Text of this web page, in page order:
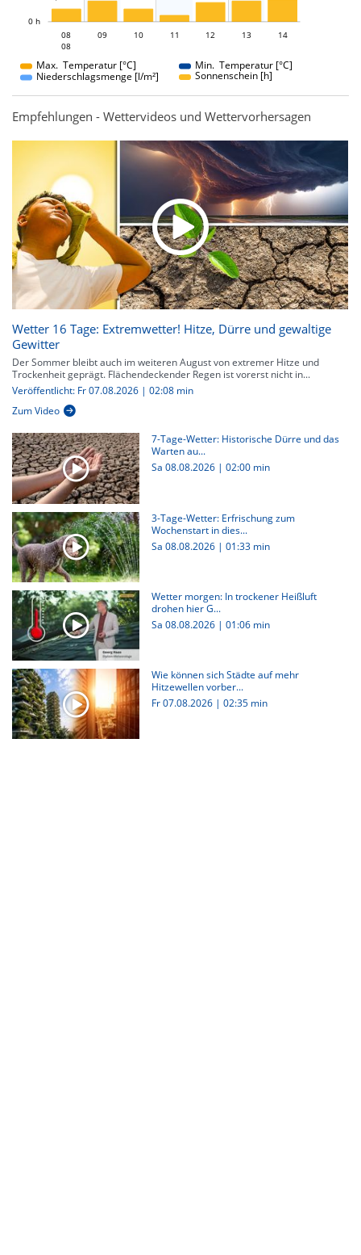
0 h
08
08
08
09 10 11 12 13 14
Max. Temperatur [°C]
Min. Temperatur [°C]
Niederschlagsmenge [l/m²]
Sonnenschein [h]
Empfehlungen - Wettervideos und Wettervorhersagen
Wetter 16 Tage: Extremwetter! Hitze, Dürre und gewaltige
Gewitter
Der Sommer bleibt auch im weiteren August von extremer Hitze und
Trockenheit geprägt. Flächendeckender Regen ist vorerst nicht in...
Veröffentlicht: Fr 07.08.2026 | 02:08 min
Zum Video
7-Tage-Wetter: Historische Dürre und das
Warten au...
Sa 08.08.2026 | 02:00 min
3-Tage-Wetter: Erfrischung zum
Wochenstart in dies...
Sa 08.08.2026 | 01:33 min
Wetter morgen: In trockener Heißluft
drohen hier G...
Sa 08.08.2026 | 01:06 min
Wie können sich Städte auf mehr
Hitzewellen vorber...
Fr 07.08.2026 | 02:35 min